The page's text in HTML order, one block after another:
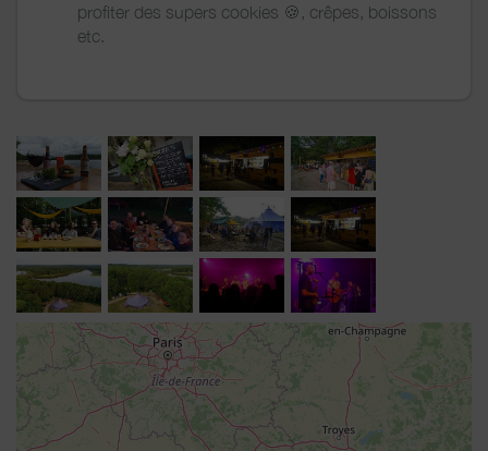
profiter des supers cookies 🍪, crêpes, boissons
etc.